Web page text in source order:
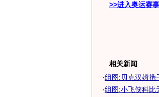
>>进入奥运赛
相关新闻
·组图:贝克汉姆携
·组图:小飞侠科比